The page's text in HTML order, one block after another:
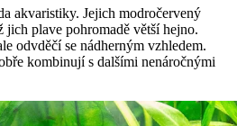
akvaristiky. Jejich modročervený
jich plave pohromadě větší hejno.
odvděčí se nádherným vzhledem.
kombinují s dalšími nenáročnými